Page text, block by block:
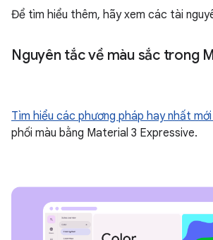
Để tìm hiểu thêm, hãy xem các tài
Nguyên tắc về màu sắc trong
Tìm hiểu các phương pháp hay nhất
phối màu bằng Material 3 Expressive.